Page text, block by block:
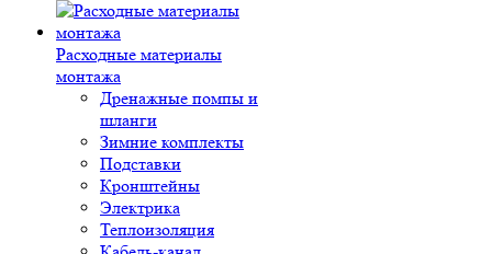
Расходные материалы
монтажа
Дренажные помпы и
шланги
Зимние комплекты
Подставки
Кронштейны
Электрика
Теплоизоляция